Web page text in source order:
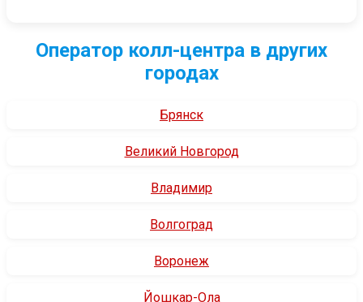
Оператор колл-центра в других
городах
Брянск
Великий Новгород
Владимир
Волгоград
Воронеж
Йошкар-Ола